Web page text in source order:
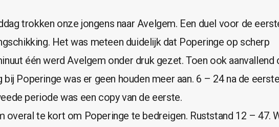
trokken onze jongens naar Avelgem. Een duel voor de
Het was meteen duidelijk dat Poperinge op scherp
één werd Avelgem onder druk gezet. Toen ook aanvallend
bij Poperinge was er geen houden meer aan. 6 – 24 na de eerste
periode was een copy van de eerste.
overal te kort om Poperinge te bedreigen. Ruststand 12 – 47.